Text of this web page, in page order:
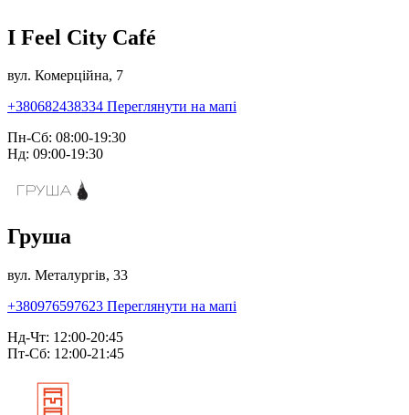
I Feel City Café
вул. Комерційна, 7
+380682438334 Переглянути на мапі
Пн-Сб: 08:00-19:30
Нд: 09:00-19:30
Груша
вул. Металургів, 33
+380976597623 Переглянути на мапі
Нд-Чт: 12:00-20:45
Пт-Сб: 12:00-21:45